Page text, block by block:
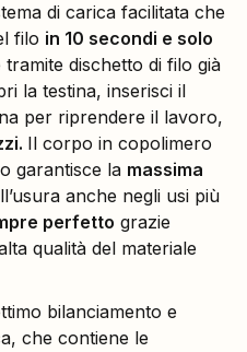
di carica facilitata che
filo in 10 secondi e solo
dischetto di filo già
la testina, inserisci il
per riprendere il lavoro,
Il corpo in copolimero
garantisce la massima
anche negli usi più
perfetto grazie
qualità del materiale
bilanciamento e
che contiene le